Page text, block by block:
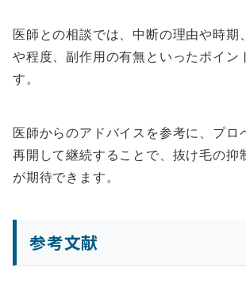
医師との相談では、中断の理由や時期
や程度、副作用の有無といったポイン
す。
医師からのアドバイスを参考に、プロ
再開して継続することで、抜け毛の抑
が期待できます。
参考文献